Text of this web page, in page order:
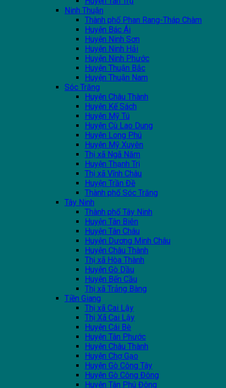
Ninh Thuận
Thành phố Phan Rang-Tháp Chàm
Huyện Bác Ái
Huyện Ninh Sơn
Huyện Ninh Hải
Huyện Ninh Phước
Huyện Thuận Bắc
Huyện Thuận Nam
Sóc Trăng
Huyện Châu Thành
Huyện Kế Sách
Huyện Mỹ Tú
Huyện Cù Lao Dung
Huyện Long Phú
Huyện Mỹ Xuyên
Thị xã Ngã Năm
Huyện Thạnh Trị
Thị xã Vĩnh Châu
Huyện Trần Đề
Thành phố Sóc Trăng
Tây Ninh
Thành phố Tây Ninh
Huyện Tân Biên
Huyện Tân Châu
Huyện Dương Minh Châu
Huyện Châu Thành
Thị xã Hòa Thành
Huyện Gò Dầu
Huyện Bến Cầu
Thị xã Trảng Bàng
Tiền Giang
Thị xã Cai Lậy
Thị Xã Cai Lậy
Huyện Cái Bè
Huyện Tân Phước
Huyện Châu Thành
Huyện Chợ Gạo
Huyện Gò Công Tây
Huyện Gò Công Đông
Huyện Tân Phú Đông